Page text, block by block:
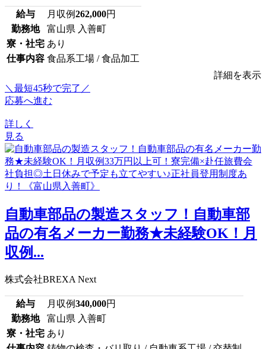
給与 月収例262,000円
勤務地
富山県 入善町
寮・社宅 あり
仕事内容 食品系工場 / 食品加工
詳細を表示
＼最短45秒で完了／
応募へ進む
詳しく
見る
自動車部品の製造スタッフ！自動車部
品の有名メーカー勤務★未経験OK！月
収例...
株式会社BREXA Next
給与 月収例340,000円
勤務地
富山県 入善町
寮・社宅 あり